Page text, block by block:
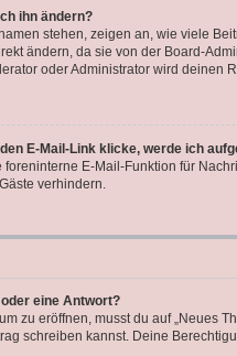
ihn ändern?
stehen, zeigen an, wie viele
ändern, da sie von der Board-
oder Administrator wird deinen
E-Mail-Link klicke, werde ich
foreninterne E-Mail-Funktion für
verhindern.
eine Antwort?
zu eröffnen, musst du auf „Neues
schreiben kannst. Deine